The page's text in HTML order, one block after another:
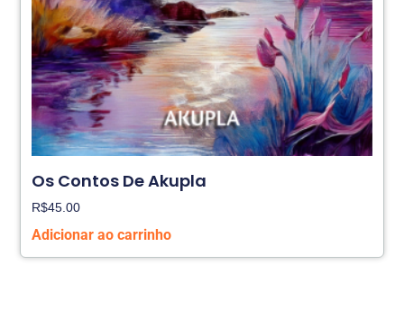
Os Contos De Akupla
R$45.00
Adicionar ao carrinho